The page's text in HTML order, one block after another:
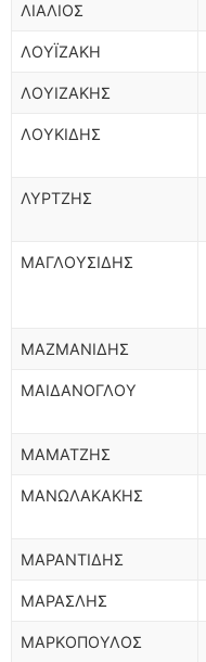
ΛΙΑΛΙΟΣ
ΛΟΥΪΖΑΚΗ
ΛΟΥΙΖΑΚΗΣ
ΛΟΥΚΙΔΗΣ
ΛΥΡΤΖΗΣ
ΜΑΓΛΟΥΣΙΔΗΣ
ΜΑΖΜΑΝΙΔΗΣ
ΜΑΙΔΑΝΟΓΛΟΥ
ΜΑΜΑΤΖΗΣ
ΜΑΝΩΛΑΚΑΚΗΣ
ΜΑΡΑΝΤΙΔΗΣ
ΜΑΡΑΣΛΗΣ
ΜΑΡΚΟΠΟΥΛΟΣ